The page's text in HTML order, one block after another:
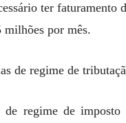
ter faturamento
por mês.
de regime de
regime de